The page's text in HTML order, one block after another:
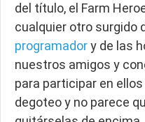
del título, el Farm
cualquier otro surgido
programadory de las
nuestros amigos y
para participar en
degoteo y no parece